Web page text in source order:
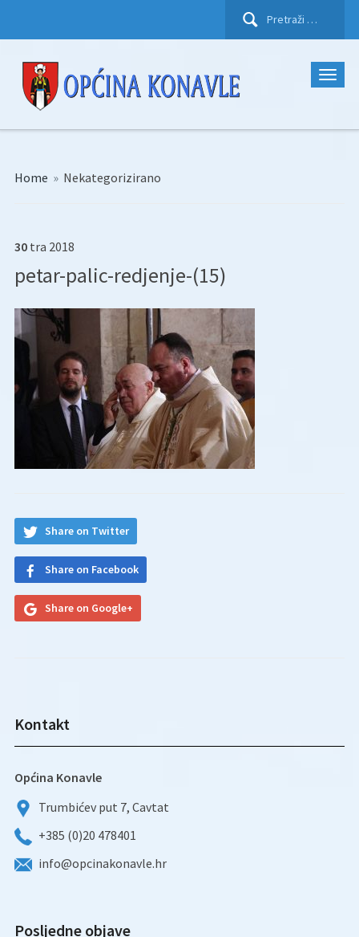
Pretraži:
Home » Nekategorizirano
30 tra 2018
petar-palic-redjenje-(15)
Share on Twitter
Share on Facebook
Share on Google+
Kontakt
Općina Konavle
Trumbićev put 7, Cavtat
+385 (0)20 478401
info@opcinakonavle.hr
Posljedne objave